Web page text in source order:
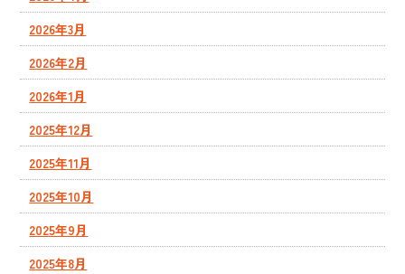
2026年3月
2026年2月
2026年1月
2025年12月
2025年11月
2025年10月
2025年9月
2025年8月